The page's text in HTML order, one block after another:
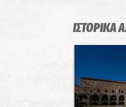
ΙΣΤΟΡΙΚΑ